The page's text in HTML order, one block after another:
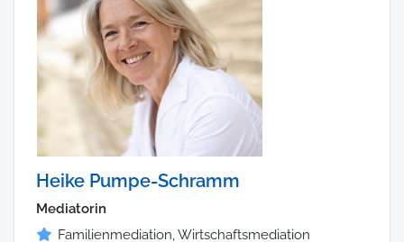
Heike Pumpe-Schramm
Mediatorin
Familienmediation, Wirtschaftsmediation